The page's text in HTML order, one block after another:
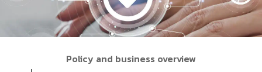
Policy and business overview